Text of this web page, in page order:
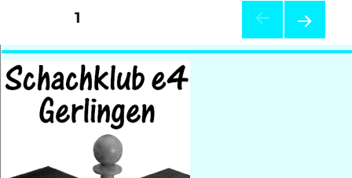
Bernhausen
Seitennummerierung
der
Beiträge
SEITE1
NÄC